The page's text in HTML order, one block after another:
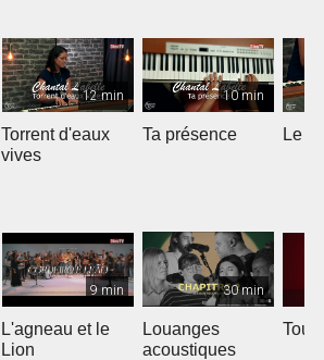
12 min
Torrent d'eaux
vives
10 min
Ta présence Le
9 min
L'agneau et le
Lion
30 min
Louanges
acoustiques
Tout